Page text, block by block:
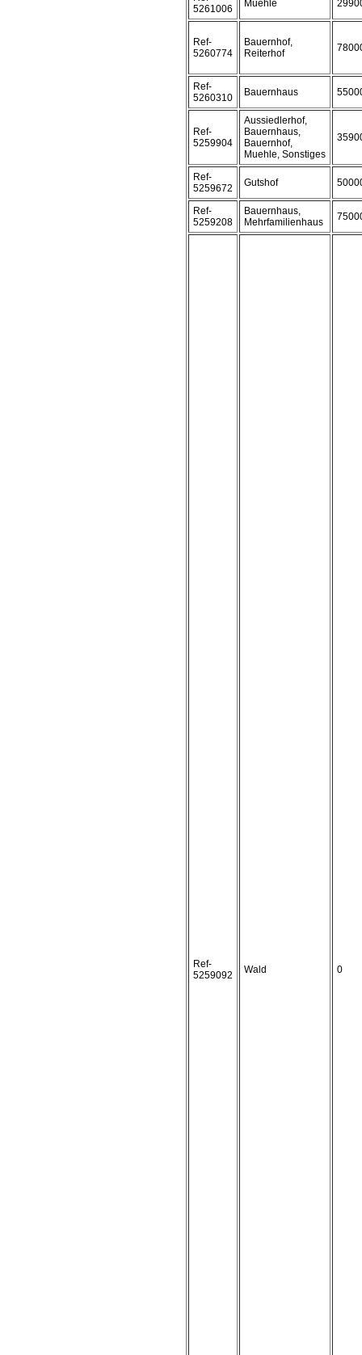
5261006
Muehle
Ref-
5260774
Bauernhof,
Reiterhof
Ref-
5260310
Bauernhaus
Ref-
5259904
Aussiedlerhof,
Bauernhaus,
Bauernhof,
Muehle, Sonstiges
Ref-
5259672
Gutshof
Ref-
5259208
Bauernhaus,
Mehrfamilienhaus
Ref-
5259092
Wald 0